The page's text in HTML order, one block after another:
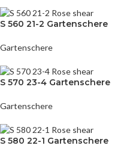
S 560 21-2 Gartenschere
Gartenschere
S 570 23-4 Gartenschere
Gartenschere
S 580 22-1 Gartenschere